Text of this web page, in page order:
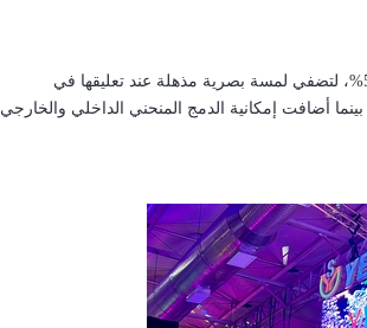
للشاشات الشفافة المنصات بفضل شفافيتها التي تتجاوز 50%، لتضفي لمسة بصرية مذهلة عند تعليقها في
الخفيف والرقيق تعليقها بأمان على ارتفاع يزيد عن 10 أمتار، بينما أضافت إمكانية الدمج المنحني الداخلي والخارجي